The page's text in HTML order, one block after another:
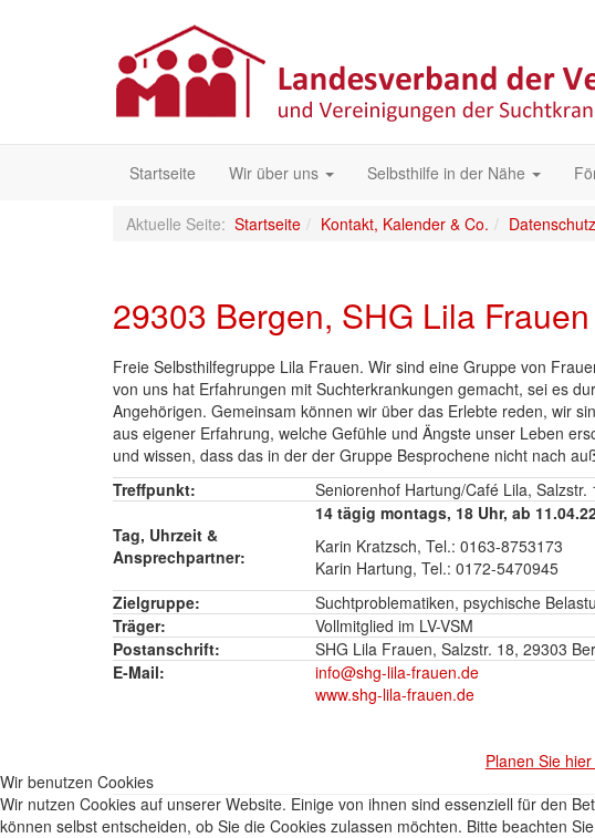
Startseite Wir über uns Selbsthilfe in der Nähe
Aktuelle Seite: Startseite Kontakt, Kalender & Co.
29303 Bergen, SHG Lila Frauen
Freie Selbsthilfegruppe Lila Frauen. Wir sind eine Gruppe von
von uns hat Erfahrungen mit Suchterkrankungen gemacht, sei es
Angehörigen. Gemeinsam können wir über das Erlebte reden, wir
aus eigener Erfahrung, welche Gefühle und Ängste unser Leben
und wissen, dass das in der der Gruppe Besprochene nicht nach
Treffpunkt:
Seniorenhof Hartung/Café Lila, Salzstr.
Tag, Uhrzeit &
Ansprechpartner:
14 tägig montags, 18 Uhr, ab
Karin Kratzsch, Tel.: 0163-8753173
Karin Hartung, Tel.: 0172-5470945
Zielgruppe:
Suchtproblematiken, psychische
Träger:
Vollmitglied im LV-VSM
Postanschrift:
SHG Lila Frauen, Salzstr. 18, 29303
E-Mail:
info@shg-lila-frauen.de
www.shg-lila-frauen.de
Planen Sie
Wir benutzen Cookies
Wir nutzen Cookies auf unserer Website. Einige von ihnen sind essenziell für den
können selbst entscheiden, ob Sie die Cookies zulassen möchten. Bitte beachten